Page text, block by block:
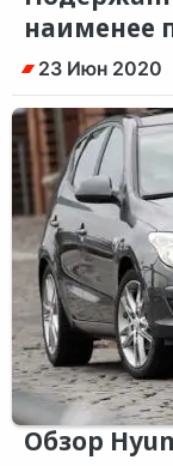
наименее
23 Июн 2020
Обзор